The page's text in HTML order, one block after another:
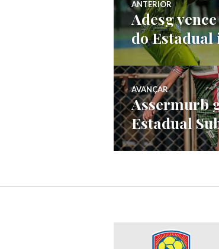
ANTERIOR
Adesg
do
AVANÇAR
Assermurb
Estadual